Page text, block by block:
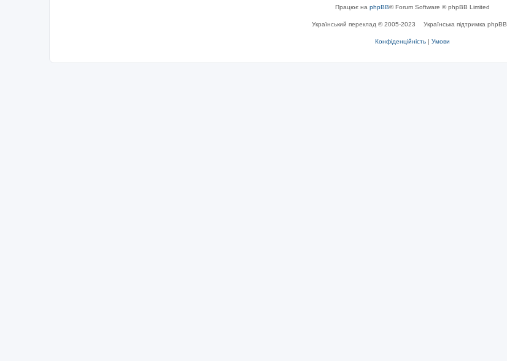
Працює на phpBB® Forum Software © phpBB Limited
Український переклад © 2005-2023 Українська підтримка phpBB
Конфіденційність | Умови